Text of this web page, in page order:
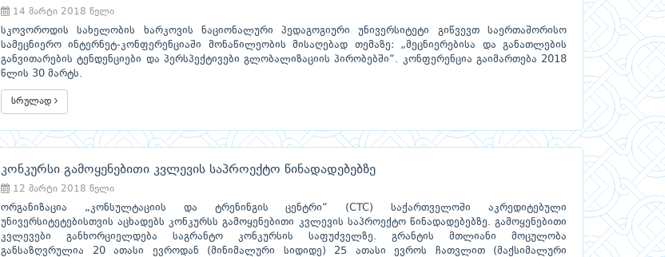
14 მარტი 2018 წელი
სკოვოროდის სახელობის ხარკოვის ნაციონალური პედაგოგიური უნივერსიტეტი გიწვევთ საერთაშორისო
სამეცნიერო ინტერნეტ-კონფერენციაში მონაწილეობის მისაღებად თემაზე: „მეცნიერებისა და განათლების
განვითარების ტენდენციები და პერსპექტივები გლობალიზაციის პირობებში“. კონფერენცია გაიმართება 2018
წლის 30 მარტს.
სრულად
კონკურსი გამოყენებითი კვლევის საპროექტო წინადადებებზე
12 მარტი 2018 წელი
ორგანიზაცია „კონსულტაციის და ტრენინგის ცენტრი“ (CTC) საქართველოში აკრედიტებული
უნივერსიტეტებისთვის აცხადებს კონკურსს გამოყენებითი კვლევის საპროექტო წინადადებებზე. გამოყენებითი
კვლევები განხორციელდება საგრანტო კონკურსის საფუძველზე. გრანტის მთლიანი მოცულობა
განსაზღვრულია 20 ათასი ევროდან (მინიმალური სიდიდე) 25 ათასი ევროს ჩათვლით (მაქსიმალური